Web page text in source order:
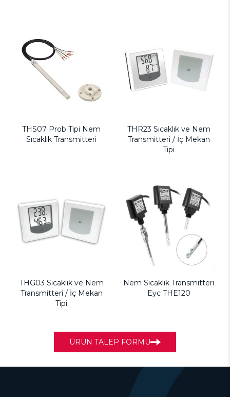
THS07 Prob Tipi Nem
Sıcaklık Transmitteri
THR23 Sıcaklık ve Nem
Transmitteri / İç Mekan
Tipi
THG03 Sıcaklık ve Nem
Transmitteri / İç Mekan
Tipi
Nem Sıcaklık Transmitteri
Eyc THE120
ÜRÜN TALEP FORMU